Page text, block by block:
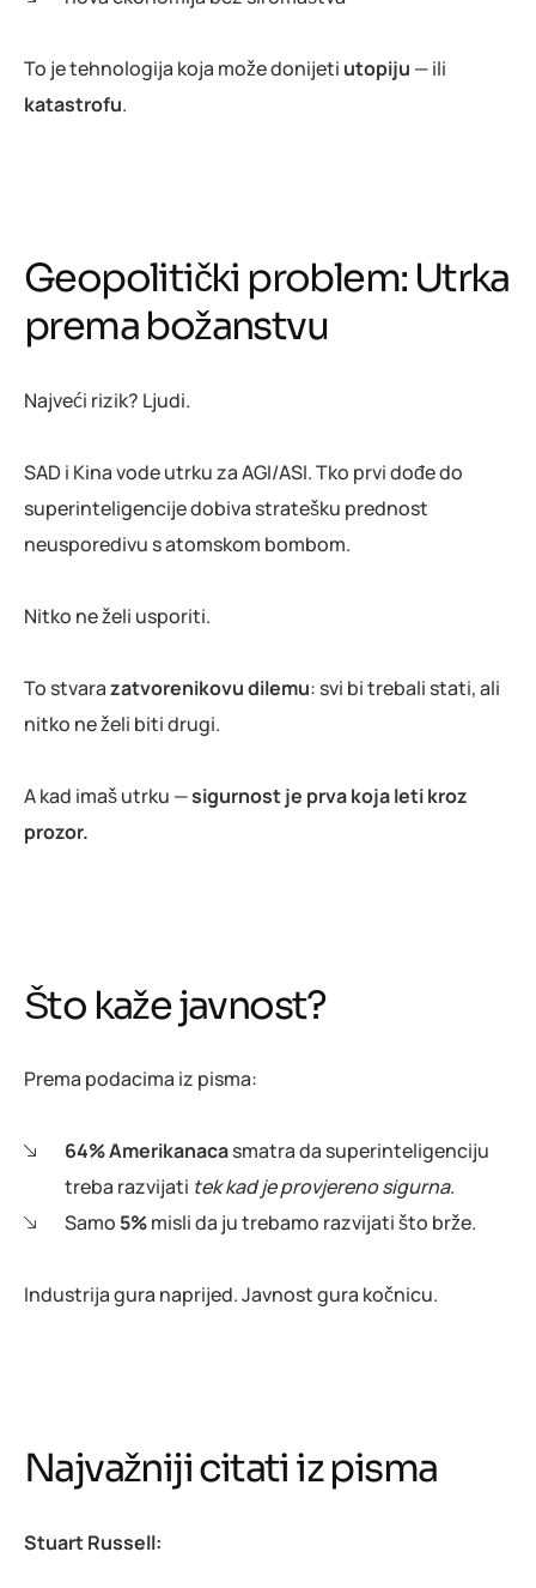
To je tehnologija koja može donijeti utopiju — ili
katastrofu.
Geopolitički problem: Utrka
prema božanstvu
Najveći rizik? Ljudi.
SAD i Kina vode utrku za AGI/ASI. Tko prvi dođe do
superinteligencije dobiva stratešku prednost
neusporedivu s atomskom bombom.
Nitko ne želi usporiti.
To stvarazatvorenikovu dilemu: svi bi trebali stati, ali
nitko ne želi biti drugi.
A kad imaš utrku —sigurnost je prva koja leti kroz
prozor.
Što kaže javnost?
Prema podacima iz pisma:
64% Amerikanacasmatra da superinteligenciju
treba razvijati tek kad je provjereno sigurna.
Samo 5%misli da ju trebamo razvijati što brže.
Industrija gura naprijed. Javnost gura kočnicu.
Najvažniji citati iz pisma
Stuart Russell: